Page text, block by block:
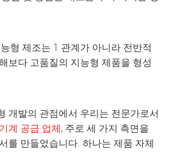
형 제조는 1 관계가 아니라 전반적
보다 고품질의 지능형 제품을 형성
개발의 관점에서 우리는 전문가로서
계 공급 업체, 주로 세 가지 측면을
를 만들었습니다. 하나는 제품 자체